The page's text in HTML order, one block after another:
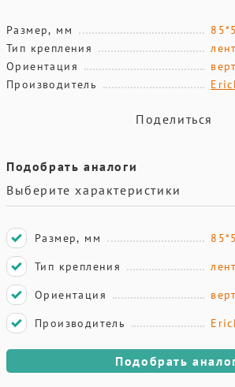
Размер, мм
Тип крепления
Ориентация
Производитель
Поделиться
Подобрать аналоги
Выберите характеристики
Размер, мм
Тип крепления
Ориентация
Производитель
Подобрать